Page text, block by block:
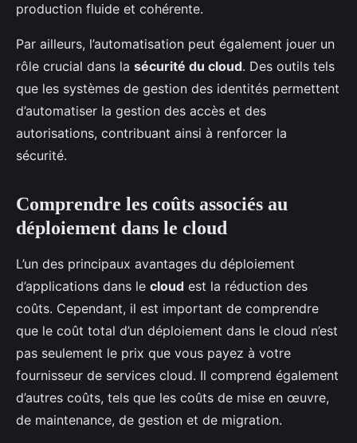
production fluide et cohérente.
Par ailleurs, l’automatisation peut également jouer un
rôle crucial dans la sécurité du cloud. Des outils tels
que les systèmes de gestion des identités permettent
d’automatiser la gestion des accès et des
autorisations, contribuant ainsi à renforcer la
sécurité.
Comprendre les coûts associés au
déploiement dans le cloud
L’un des principaux avantages du déploiement
d’applications dans le cloud est la réduction des
coûts. Cependant, il est important de comprendre
que le coût total d’un déploiement dans le cloud n’est
pas seulement le prix que vous payez à votre
fournisseur de services cloud. Il comprend également
d’autres coûts, tels que les coûts de mise en œuvre,
de maintenance, de gestion et de migration.